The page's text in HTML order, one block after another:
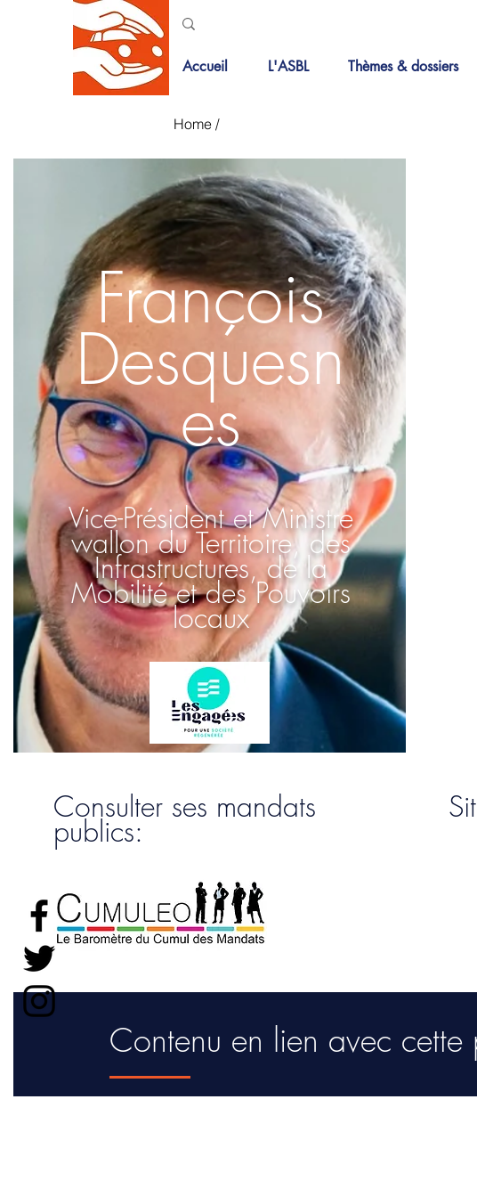
Accueil L'ASBL Thèmes & dossiers
Home /
François
Desquesn
es
Vice-Président et Ministre
wallon du Territoire, des
Infrastructures, de la
Mobilité et des Pouvoirs
locaux
Consulter ses mandats
publics:
Contenu en lien avec